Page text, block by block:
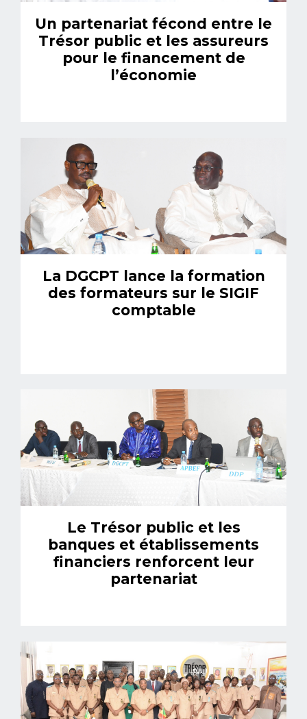
Un partenariat fécond entre le
Trésor public et les assureurs
pour le financement de
l’économie
La DGCPT lance la formation
des formateurs sur le SIGIF
comptable
Le Trésor public et les
banques et établissements
financiers renforcent leur
partenariat